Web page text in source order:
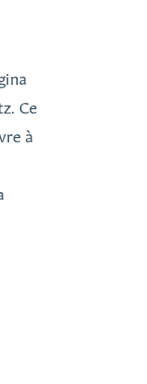
Ce
à